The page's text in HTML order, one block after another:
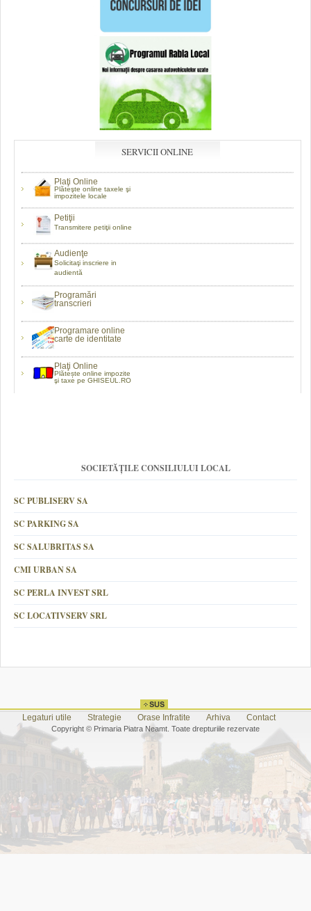
SERVICII ONLINE
Plaţi Online
Plăteşte online taxele şi
impozitele locale
Petiţii
Transmitere petiţii online
Audienţe
Solicitaţi inscriere in
audientă
Programări
transcrieri
Programare online
carte de identitate
Plaţi Online
Plătește online impozite
şi taxe pe GHISEUL.RO
SOCIETĂȚILE CONSILIULUI LOCAL
SC PUBLISERV SA
SC PARKING SA
SC SALUBRITAS SA
CMI URBAN SA
SC PERLA INVEST SRL
SC LOCATIVSERV SRL
Legaturi utile Strategie Orase Infratite Arhiva Contact
Copyright © Primaria Piatra Neamt. Toate drepturiile rezervate